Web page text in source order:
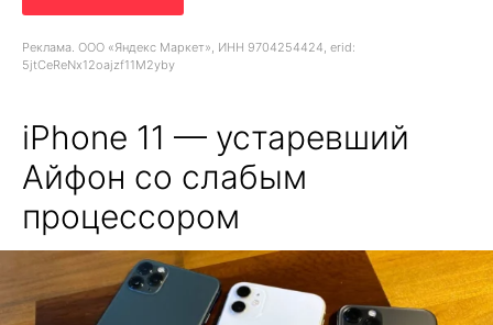
Реклама. ООО «Яндекс Маркет», ИНН 9704254424, erid:
5jtCeReNx12oajzf11M2yby
iPhone 11 — устаревший
Айфон со слабым
процессором